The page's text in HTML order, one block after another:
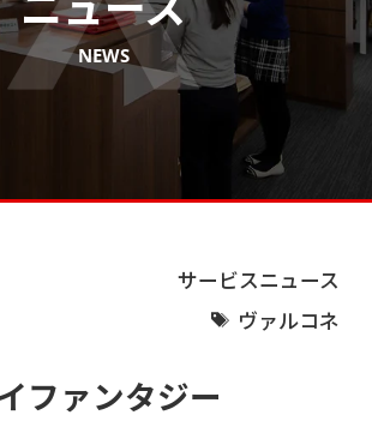
NEWS
サービスニュース
ヴァルコネ
ファンタジー